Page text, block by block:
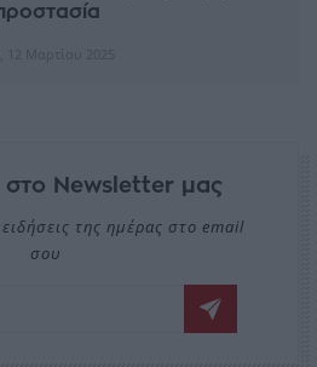
στο Newsletter μας
της ημέρας στο email
σου